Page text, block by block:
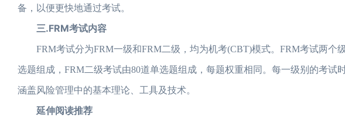
备，以便更快地通过考试。
三.FRM考试内容
FRM考试分为FRM一级和FRM二级，均为机考(CBT)模式。FRM考试两个
选题组成，FRM二级考试由80道单选题组成，每题权重相同。每一级别的考试
涵盖风险管理中的基本理论、工具及技术。
延伸阅读推荐